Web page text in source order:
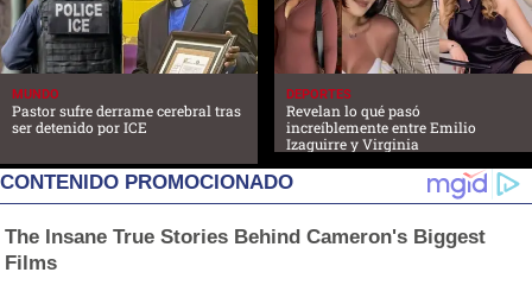
MUNDO
Pastor sufre derrame cerebral tras
ser detenido por ICE
DEPORTES
Revelan lo qué pasó
increíblemente entre Emilio
Izaguirre y Virginia
CONTENIDO PROMOCIONADO
The Insane True Stories Behind Cameron's Biggest
Films